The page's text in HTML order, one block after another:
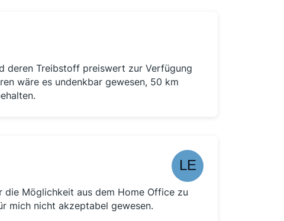
deren Treibstoff preiswert zur Verfügung
wäre es undenkbar gewesen, 50 km
Möglichkeit aus dem Home Office zu
mich nicht akzeptabel gewesen.